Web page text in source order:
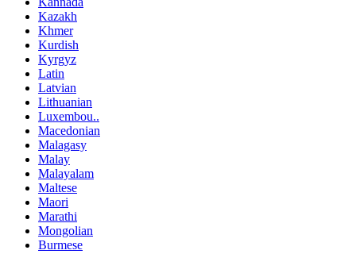
Kazakh
Khmer
Kurdish
Kyrgyz
Latin
Latvian
Lithuanian
Luxembou..
Macedonian
Malagasy
Malay
Malayalam
Maltese
Maori
Marathi
Mongolian
Burmese